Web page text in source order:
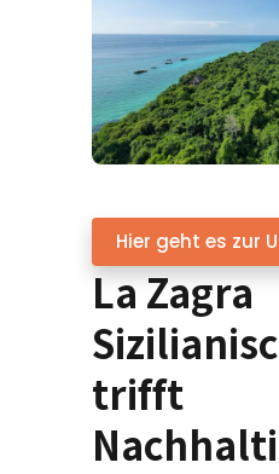
Hier geht es zur
La Zagra
trifft